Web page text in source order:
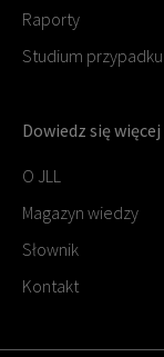
Raporty
Studium przypadku
Dowiedz się więcej
O JLL
Magazyn wiedzy
Słownik
Kontakt